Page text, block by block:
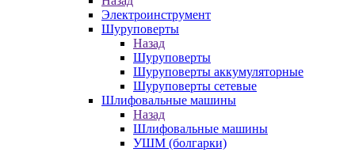
Электроинструмент
Шуруповерты
Назад
Шуруповерты
Шуруповерты аккумуляторные
Шуруповерты сетевые
Шлифовальные машины
Назад
Шлифовальные машины
УШМ (болгарки)